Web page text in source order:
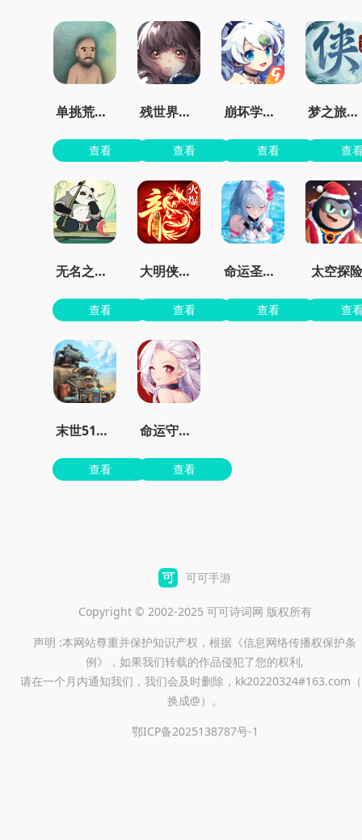
单挑荒野中文版
查看
残世界的鸢尾花
查看
崩坏学园2官服
查看
梦之旅人官方正版
查
无名之辈手游官方版
查看
大明侠客令最新安卓版
查看
命运圣契0.1折
查看
太空探险
查
末世51号地堡
查看
命运守护战歌手游
查看
可可手游
Copyright © 2002-2025 可可诗词网 版权所有
声明 :本网站尊重并保护知识产权，根据《信息网络传播权保护条
例》，如果我们转载的作品侵犯了您的权利,
请在一个月内通知我们，我们会及时删除，kk20220324#163.com
换成@）。
鄂ICP备2025138787号-1